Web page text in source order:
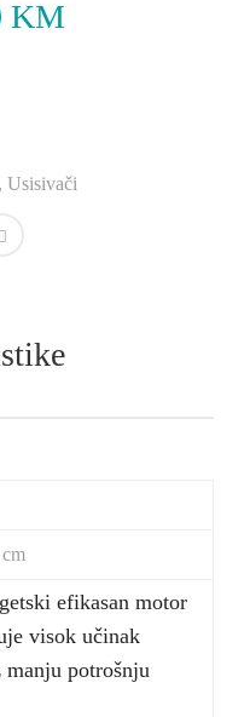
KM
, Usisivači
efikasan motor
visok učinak
manju potrošnju